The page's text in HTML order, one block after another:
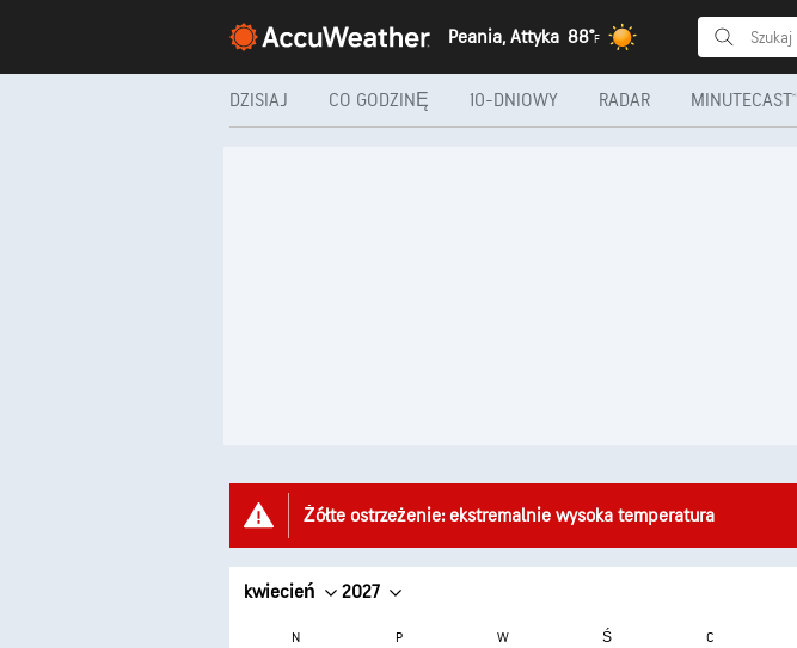
Peania, Attyka 88°F
DZISIAJ CO GODZINĘ 10-DNIOWY RADAR MINUTECAST®
Żółte ostrzeżenie: ekstremalnie wysoka temperatura
kwiecień 2027
N P W Ś C